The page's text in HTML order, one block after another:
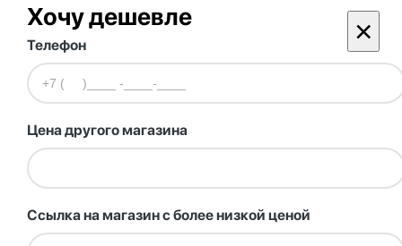
Хочу дешевле ×
Телефон
Цена другого магазина
Ссылка на магазин с более низкой ценой